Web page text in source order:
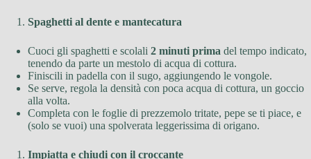
Spaghetti al dente e mantecatura
Cuoci gli spaghetti e scolali 2 minuti prima del tempo indicato,
tenendo da parte un mestolo di acqua di cottura.
Finiscili in padella con il sugo, aggiungendo le vongole.
Se serve, regola la densità con poca acqua di cottura, un goccio
alla volta.
Completa con le foglie di prezzemolo tritate, pepe se ti piace, e
(solo se vuoi) una spolverata leggerissima di origano.
Impiatta e chiudi con il croccante